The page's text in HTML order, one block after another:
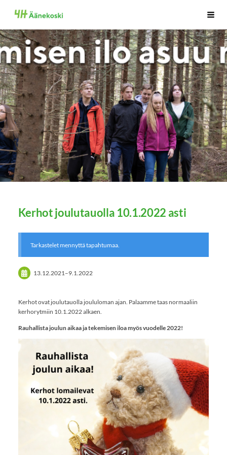
Siirry
sivun
sisältöön
Äänekosken 4H-Yhdistys
Kerhot joulutauolla 10.1.2022 asti
Tarkastelet mennyttä tapahtumaa.
13.12.2021–9.1.2022
Kerhot ovat joulutauolla joululoman ajan. Palaamme taas normaaliin
kerhorytmiin 10.1.2022 alkaen.
Rauhallista joulun aikaa ja tekemisen iloa myös vuodelle 2022!